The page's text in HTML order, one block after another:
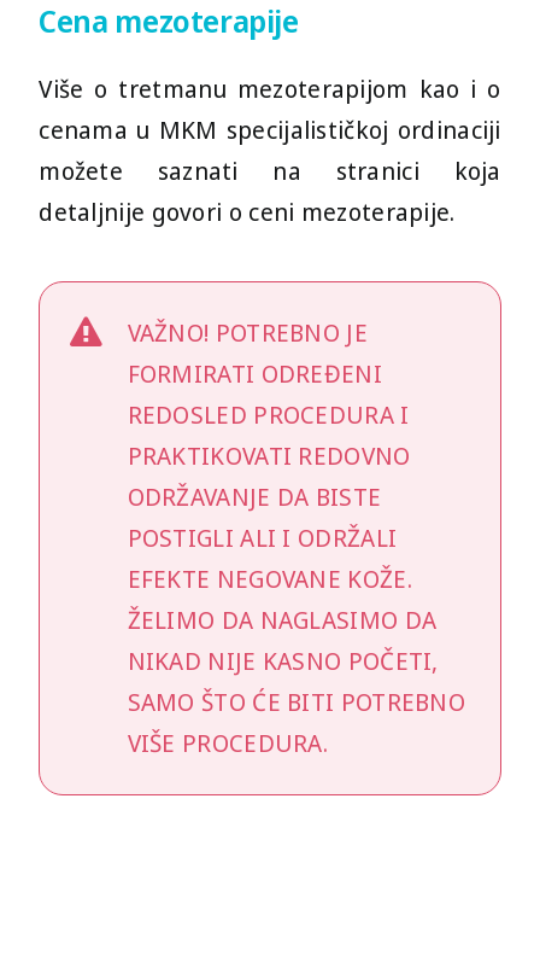
Cena mezoterapije
Više o tretmanu mezoterapijom kao i o
cenama u MKM specijalističkoj ordinaciji
možete saznati na stranici koja
detaljnije govori o ceni mezoterapije.
VAŽNO! POTREBNO JE
FORMIRATI ODREĐENI
REDOSLED PROCEDURA I
PRAKTIKOVATI REDOVNO
ODRŽAVANJE DA BISTE
POSTIGLI ALI I ODRŽALI
EFEKTE NEGOVANE KOŽE.
ŽELIMO DA NAGLASIMO DA
NIKAD NIJE KASNO POČETI,
SAMO ŠTO ĆE BITI POTREBNO
VIŠE PROCEDURA.